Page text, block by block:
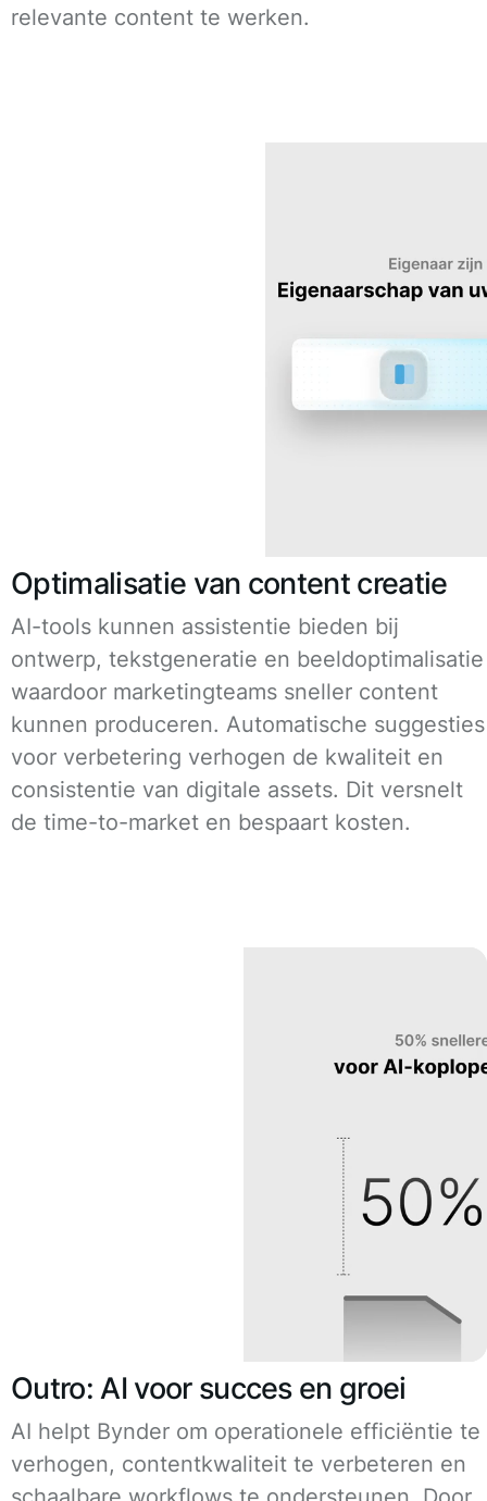
relevante content te werken.
Optimalisatie van content creatie
AI-tools kunnen assistentie bieden bij
ontwerp, tekstgeneratie en beeldoptimalisatie
waardoor marketingteams sneller content
kunnen produceren. Automatische suggesties
voor verbetering verhogen de kwaliteit en
consistentie van digitale assets. Dit versnelt
de time-to-market en bespaart kosten.
Outro: AI voor succes en groei
AI helpt Bynder om operationele efficiëntie te
verhogen, contentkwaliteit te verbeteren en